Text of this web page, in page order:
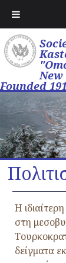
Founded
Η
στη
δείγματα